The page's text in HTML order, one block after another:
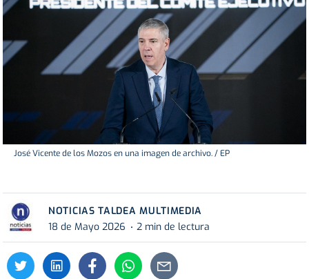
José Vicente de los Mozos en una imagen de archivo. / EP
NOTICIAS TALDEA MULTIMEDIA
18 de Mayo 2026
2 min de lectura